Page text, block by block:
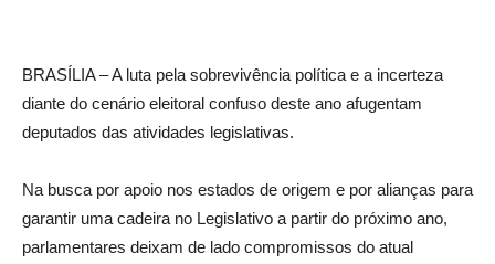
BRASÍLIA – A luta pela sobrevivência política e a incerteza
diante do cenário eleitoral confuso deste ano afugentam
deputados das atividades legislativas.
Na busca por apoio nos estados de origem e por alianças para
garantir uma cadeira no Legislativo a partir do próximo ano,
parlamentares deixam de lado compromissos do atual